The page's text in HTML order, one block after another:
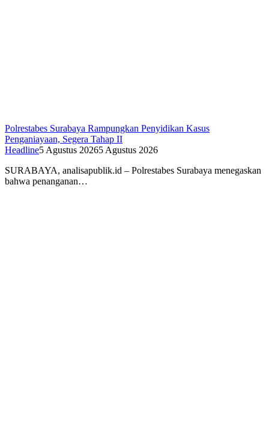
Polrestabes Surabaya Rampungkan Penyidikan Kasus
Penganiayaan, Segera Tahap II
Headline5 Agustus 20265 Agustus 2026
SURABAYA, analisapublik.id – Polrestabes Surabaya menegaskan
bahwa penanganan…